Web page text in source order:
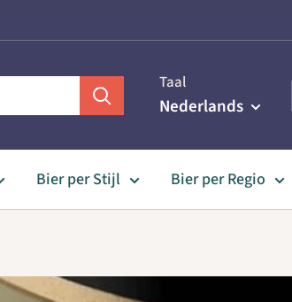
Taal
Nederlands
Bier per Stijl Bier per Regio